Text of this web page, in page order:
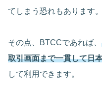
てしまう恐れもあります。
その点、BTCCであれば、
取引画面まで一貫して日
して利用できます。